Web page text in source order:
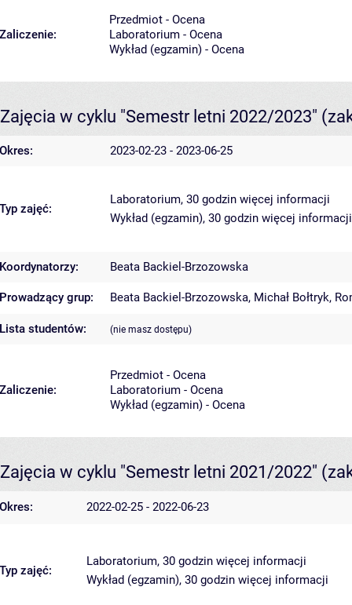
Zaliczenie:
Przedmiot - Ocena
Laboratorium - Ocena
Wykład (egzamin) - Ocena
Zajęcia w cyklu "Semestr letni 2022/2023"
Okres: 2023-02-23 - 2023-06-25
Typ zajęć:
Laboratorium, 30 godzin więcej informacji
Wykład (egzamin), 30 godzin więcej informacji
Koordynatorzy: Beata Backiel-Brzozowska
Prowadzący grup: Beata Backiel-Brzozowska, Michał Bołtryk,
Lista studentów: (nie masz dostępu)
Zaliczenie:
Przedmiot - Ocena
Laboratorium - Ocena
Wykład (egzamin) - Ocena
Zajęcia w cyklu "Semestr letni 2021/2022"
Okres: 2022-02-25 - 2022-06-23
Typ zajęć:
Laboratorium, 30 godzin więcej informacji
Wykład (egzamin), 30 godzin więcej informacji